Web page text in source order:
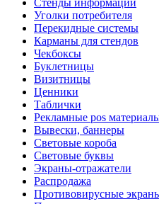
Стенды информации
Уголки потребителя
Перекидные системы
Карманы для стендов
Чекбоксы
Буклетницы
Визитницы
Ценники
Таблички
Рекламные pos
Вывески, баннеры
Световые короба
Световые буквы
Экраны-отражатели
Распродажа
Противовирусные